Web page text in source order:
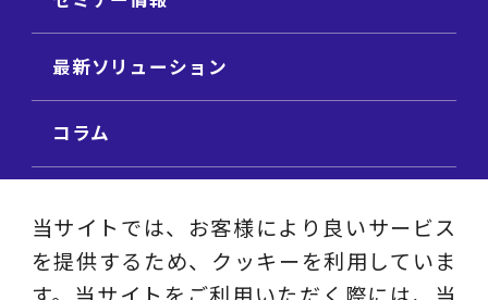
最新ソリューション
コラム
ビジネステーマ解説集
当サイトでは、お客様により良いサービス
を提供するため、クッキーを利用していま